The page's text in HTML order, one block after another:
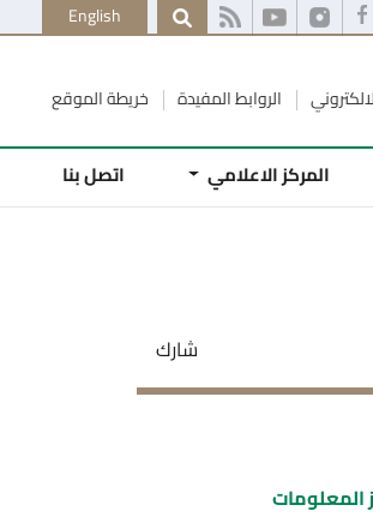
English
الروابط المفيدة خريطة الموقع
المركز الاعلامي اتصل بنا
شارك
المعلومات